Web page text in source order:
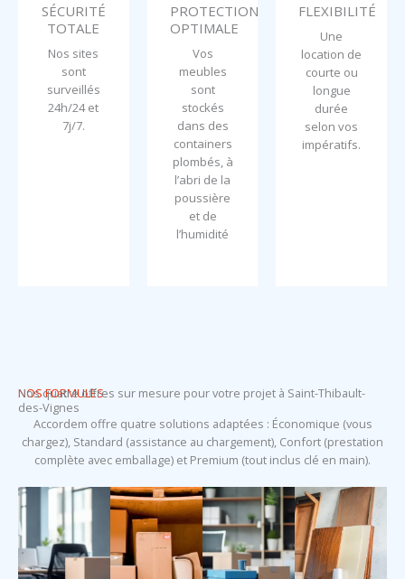
SÉCURITÉ
TOTALE
Nos sites
sont
surveillés
24h/24 et
7j/7.
PROTECTION
OPTIMALE
Vos
meubles
sont
stockés
dans des
containers
plombés, à
l’abri de la
poussière
et de
l’humidité
FLEXIBILITÉ
Une
location de
courte ou
longue
durée
selon vos
impératifs.
NOS FORMULES
Nos quatre offres sur mesure pour votre projet à Saint-Thibault-
des-Vignes
Accordem offre quatre solutions adaptées : Économique (vous
chargez), Standard (assistance au chargement), Confort (prestation
complète avec emballage) et Premium (tout inclus clé en main).